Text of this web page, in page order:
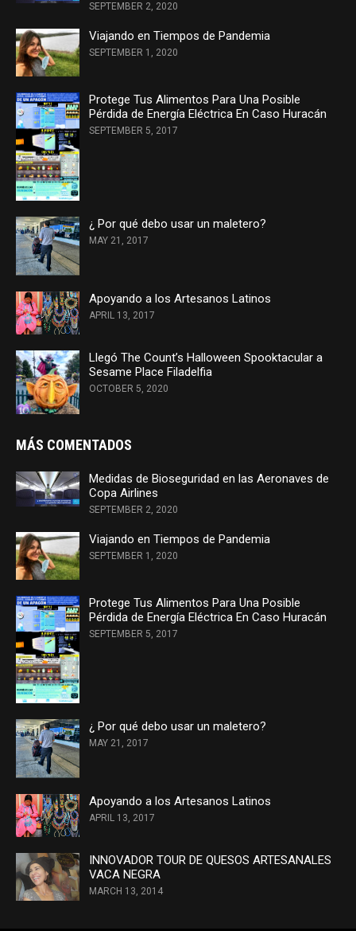
SEPTEMBER 2, 2020
Viajando en Tiempos de Pandemia
SEPTEMBER 1, 2020
Protege Tus Alimentos Para Una Posible
Pérdida de Energía Eléctrica En Caso Huracán
SEPTEMBER 5, 2017
¿ Por qué debo usar un maletero?
MAY 21, 2017
Apoyando a los Artesanos Latinos
APRIL 13, 2017
Llegó The Count’s Halloween Spooktacular a
Sesame Place Filadelfia
OCTOBER 5, 2020
MÁS COMENTADOS
Medidas de Bioseguridad en las Aeronaves de
Copa Airlines
SEPTEMBER 2, 2020
Viajando en Tiempos de Pandemia
SEPTEMBER 1, 2020
Protege Tus Alimentos Para Una Posible
Pérdida de Energía Eléctrica En Caso Huracán
SEPTEMBER 5, 2017
¿ Por qué debo usar un maletero?
MAY 21, 2017
Apoyando a los Artesanos Latinos
APRIL 13, 2017
INNOVADOR TOUR DE QUESOS ARTESANALES
VACA NEGRA
MARCH 13, 2014